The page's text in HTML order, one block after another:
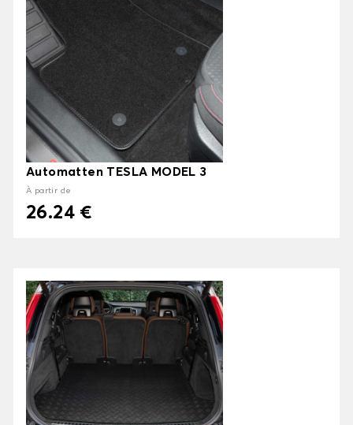
Automatten TESLA MODEL 3
À partir de
26.24 €